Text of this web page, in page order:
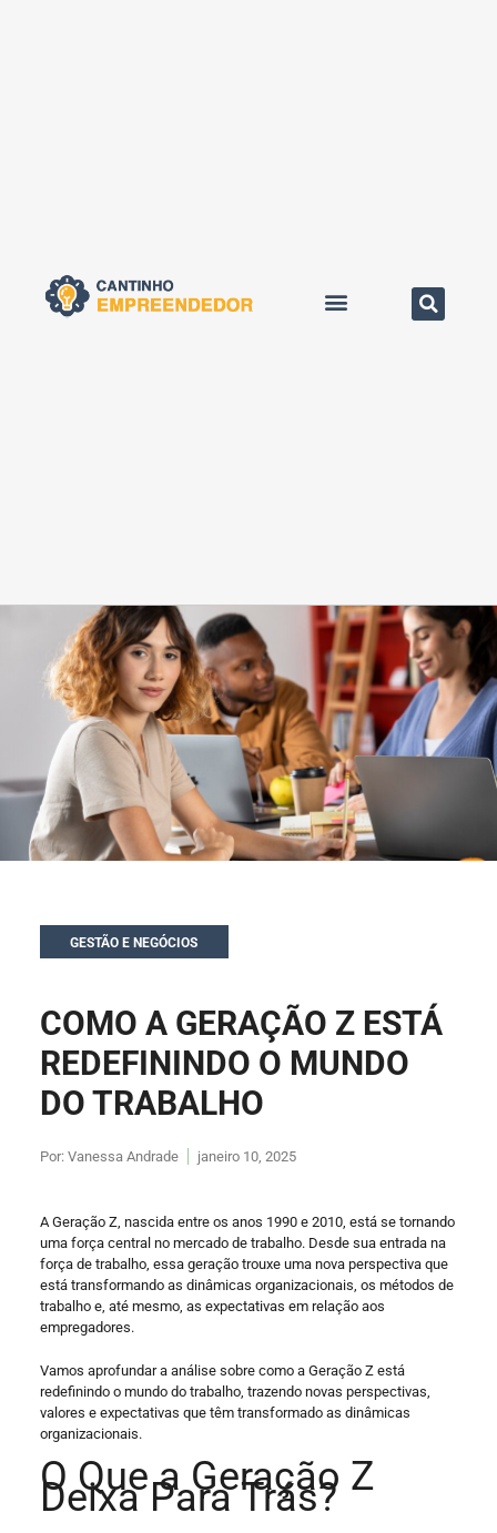
GESTÃO E NEGÓCIOS
COMO A GERAÇÃO Z ESTÁ
REDEFININDO O MUNDO
DO TRABALHO
Por: Vanessa Andrade janeiro 10, 2025
A Geração Z, nascida entre os anos 1990 e 2010, está se tornando
uma força central no mercado de trabalho. Desde sua entrada na
força de trabalho, essa geração trouxe uma nova perspectiva que
está transformando as dinâmicas organizacionais, os métodos de
trabalho e, até mesmo, as expectativas em relação aos
empregadores.
Vamos aprofundar a análise sobre como a Geração Z está
redefinindo o mundo do trabalho, trazendo novas perspectivas,
valores e expectativas que têm transformado as dinâmicas
organizacionais.
O Que a Geração Z
Deixa Para Trás?